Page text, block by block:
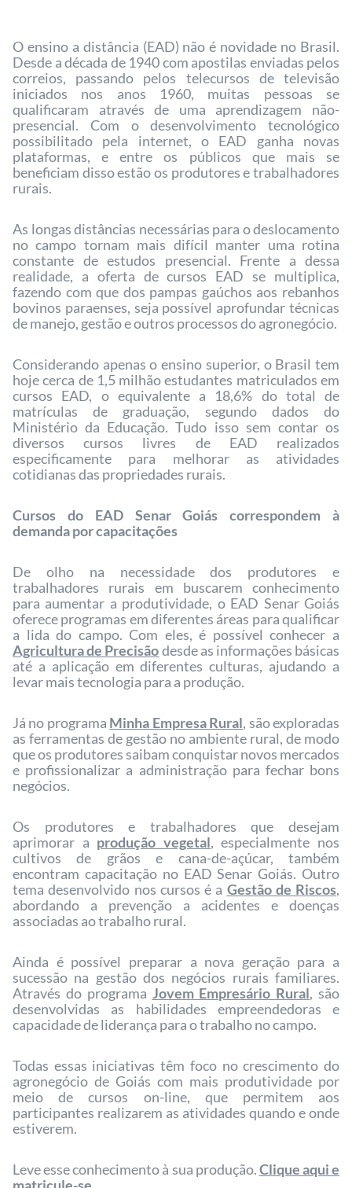
O ensino a distância (EAD) não é novidade no Brasil.
Desde a década de 1940 com apostilas enviadas pelos
correios, passando pelos telecursos de televisão
iniciados nos anos 1960, muitas pessoas se
qualificaram através de uma aprendizagem não-
presencial. Com o desenvolvimento tecnológico
possibilitado pela internet, o EAD ganha novas
plataformas, e entre os públicos que mais se
beneficiam disso estão os produtores e trabalhadores
rurais.
As longas distâncias necessárias para o deslocamento
no campo tornam mais difícil manter uma rotina
constante de estudos presencial. Frente a dessa
realidade, a oferta de cursos EAD se multiplica,
fazendo com que dos pampas gaúchos aos rebanhos
bovinos paraenses, seja possível aprofundar técnicas
de manejo, gestão e outros processos do agronegócio.
Considerando apenas o ensino superior, o Brasil tem
hoje cerca de 1,5 milhão estudantes matriculados em
cursos EAD, o equivalente a 18,6% do total de
matrículas de graduação, segundo dados do
Ministério da Educação. Tudo isso sem contar os
diversos cursos livres de EAD realizados
especificamente para melhorar as atividades
cotidianas das propriedades rurais.
Cursos do EAD Senar Goiás correspondem à
demanda por capacitações
De olho na necessidade dos produtores e
trabalhadores rurais em buscarem conhecimento
para aumentar a produtividade, o EAD Senar Goiás
oferece programas em diferentes áreas para qualificar
a lida do campo. Com eles, é possível conhecer a
Agricultura de Precisãodesde as informações básicas
até a aplicação em diferentes culturas, ajudando a
levar mais tecnologia para a produção.
Já no programa Minha Empresa Rural, são exploradas
as ferramentas de gestão no ambiente rural, de modo
que os produtores saibam conquistar novos mercados
e profissionalizar a administração para fechar bons
negócios.
Os produtores e trabalhadores que desejam
aprimorar a produção vegetal, especialmente nos
cultivos de grãos e cana-de-açúcar, também
encontram capacitação no EAD Senar Goiás. Outro
tema desenvolvido nos cursos é a Gestão de Riscos,
abordando a prevenção a acidentes e doenças
associadas ao trabalho rural.
Ainda é possível preparar a nova geração para a
sucessão na gestão dos negócios rurais familiares.
Através do programa Jovem Empresário Rural, são
desenvolvidas as habilidades empreendedoras e
capacidade de liderança para o trabalho no campo.
Todas essas iniciativas têm foco no crescimento do
agronegócio de Goiás com mais produtividade por
meio de cursos on-line, que permitem aos
participantes realizarem as atividades quando e onde
estiverem.
Leve esse conhecimento à sua produção.Clique aqui e
matricule-se